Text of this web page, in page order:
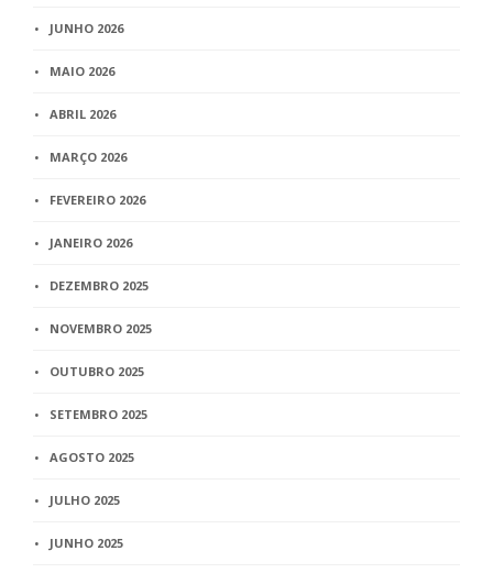
JUNHO 2026
MAIO 2026
ABRIL 2026
MARÇO 2026
FEVEREIRO 2026
JANEIRO 2026
DEZEMBRO 2025
NOVEMBRO 2025
OUTUBRO 2025
SETEMBRO 2025
AGOSTO 2025
JULHO 2025
JUNHO 2025